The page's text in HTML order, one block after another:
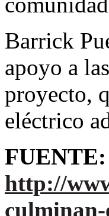
Barrick
apoyo a
proyecto,
eléctrico
FUENTE:
http://
culminan-